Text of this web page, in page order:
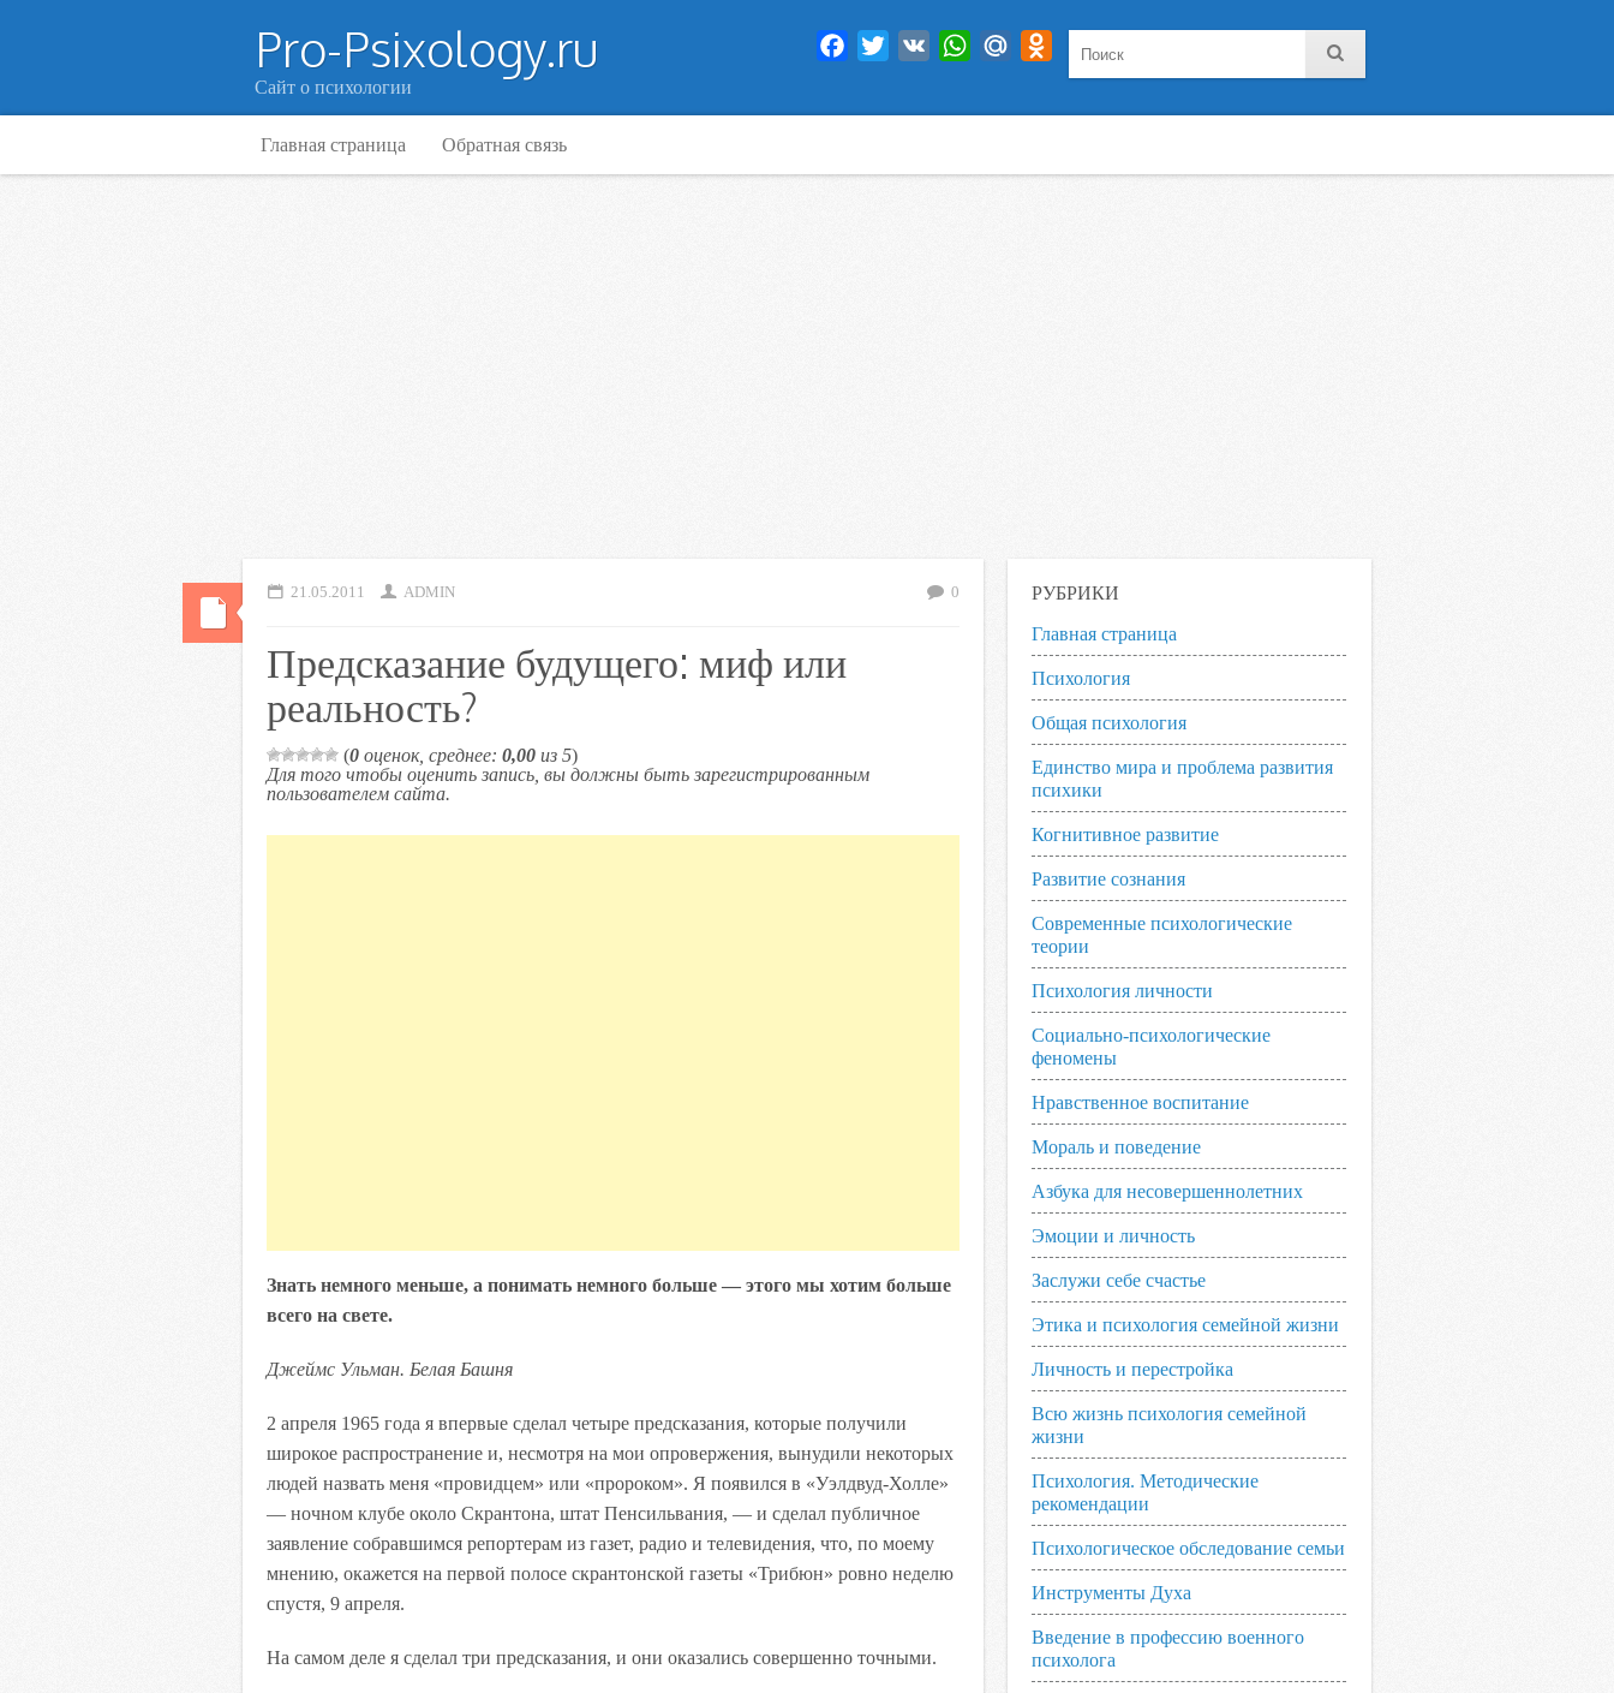
Pro-Psixology.ru
Сайт о психологии
Facebook
Twitter VK WhatsAppMail.RuOdnoklassniki
Главная страница Обратная связь
21.05.2011 ADMIN 0
Предсказание будущего: миф или
реальность?
(0 оценок, среднее: 0,00 из 5)
Для того чтобы оценить запись, вы должны быть зарегистрированным
пользователем сайта.
Знать немного меньше, а понимать немного больше — этого мы хотим больше
всего на свете.
Джеймс Ульман. Белая Башня
2 апреля 1965 года я впервые сделал четыре предсказания, которые получили
широкое распространение и, несмотря на мои опровержения, вынудили некоторых
людей назвать меня «провидцем» или «пророком». Я появился в «Уэлдвуд-Холле»
— ночном клубе около Скрантона, штат Пенсильвания, — и сделал публичное
заявление собравшимся репортерам из газет, радио и телевидения, что, по моему
мнению, окажется на первой полосе скрантонской газеты «Трибюн» ровно неделю
спустя, 9 апреля.
На самом деле я сделал три предсказания, и они оказались совершенно точными.
РУБРИКИ
Главная страница
Психология
Общая психология
Единство мира и проблема развития
психики
Когнитивное развитие
Развитие сознания
Современные психологические
теории
Психология личности
Социально-психологические
феномены
Нравственное воспитание
Мораль и поведение
Азбука для несовершеннолетних
Эмоции и личность
Заслужи себе счастье
Этика и психология семейной жизни
Личность и перестройка
Всю жизнь психология семейной
жизни
Психология. Методические
рекомендации
Психологическое обследование семьи
Инструменты Духа
Введение в профессию военного
психолога